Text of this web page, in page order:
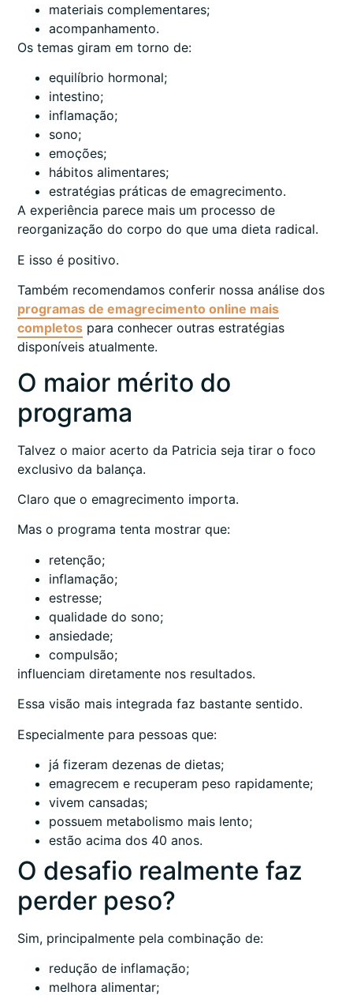
materiais complementares;
acompanhamento.
Os temas giram em torno de:
equilíbrio hormonal;
intestino;
inflamação;
sono;
emoções;
hábitos alimentares;
estratégias práticas de emagrecimento.
A experiência parece mais um processo de
reorganização do corpo do que uma dieta radical.
E isso é positivo.
Também recomendamos conferir nossa análise dos
programas de emagrecimento online mais
completos para conhecer outras estratégias
disponíveis atualmente.
O maior mérito do
programa
Talvez o maior acerto da Patricia seja tirar o foco
exclusivo da balança.
Claro que o emagrecimento importa.
Mas o programa tenta mostrar que:
retenção;
inflamação;
estresse;
qualidade do sono;
ansiedade;
compulsão;
influenciam diretamente nos resultados.
Essa visão mais integrada faz bastante sentido.
Especialmente para pessoas que:
já fizeram dezenas de dietas;
emagrecem e recuperam peso rapidamente;
vivem cansadas;
possuem metabolismo mais lento;
estão acima dos 40 anos.
O desafio realmente faz
perder peso?
Sim, principalmente pela combinação de:
redução de inflamação;
melhora alimentar;